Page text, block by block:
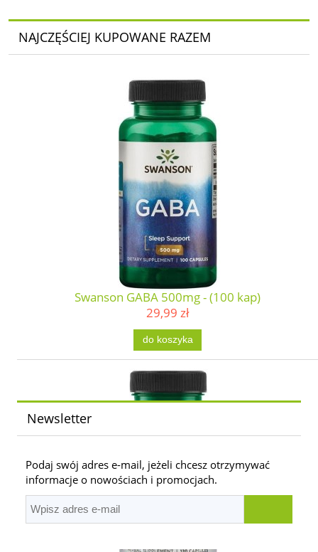
NAJCZĘŚCIEJ KUPOWANE RAZEM
Swanson GABA 500mg - (100 kap)
29,99 zł
do koszyka
Newsletter
Podaj swój adres e-mail, jeżeli chcesz otrzymywać
informacje o nowościach i promocjach.